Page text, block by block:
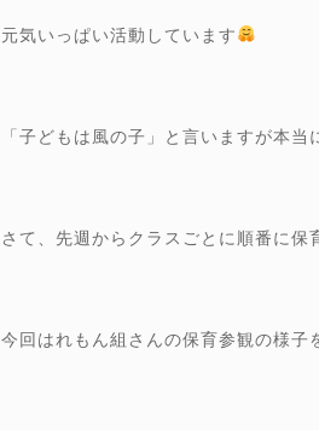
元気いっぱい活動しています
「子どもは風の子」と言いますが本当
さて、先週からクラスごとに順番に保
今回はれもん組さんの保育参観の様子